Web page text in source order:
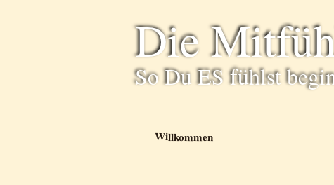
Die
So Du ES fühlst
Willkommen